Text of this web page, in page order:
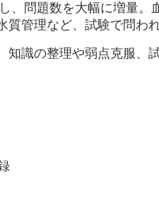
、 問題数を大幅に増量。
管理など、試験で問わ
知識の整理や弱点克服、